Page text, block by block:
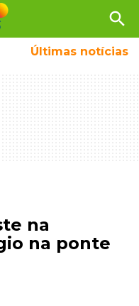
search
Últimas notícias
na
na ponte